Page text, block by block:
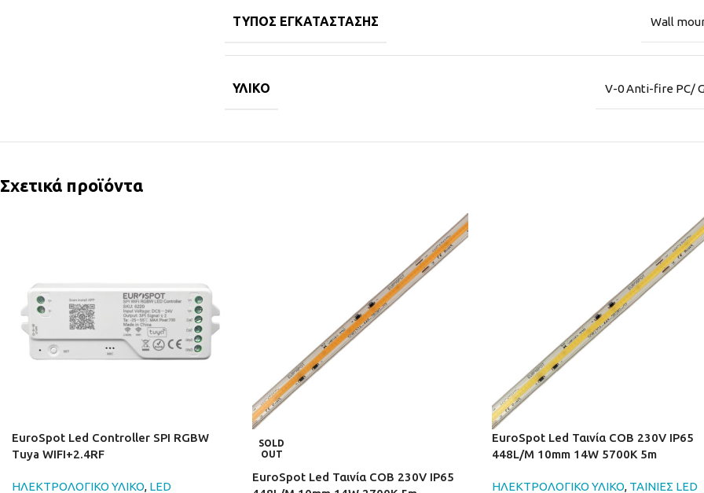
ΤΎΠΟΣ ΕΓΚΑΤΆΣΤΑΣΗΣ Wall
ΥΛΙΚΌ V-0 Anti-fire PC/
Σχετικά προϊόντα
EuroSpot Led Controller SPI RGBW
Tuya WIFI+2.4RF
ΗΛΕΚΤΡΟΛΟΓΙΚΟ ΥΛΙΚΟ, LED
SOLD
OUT
EuroSpot Led Ταινία COB 230V IP65
EuroSpot Led Ταινία COB 230V IP65
448L/M 10mm 14W 5700K 5m
ΗΛΕΚΤΡΟΛΟΓΙΚΟ ΥΛΙΚΟ, ΤΑΙΝΙΕΣ LED